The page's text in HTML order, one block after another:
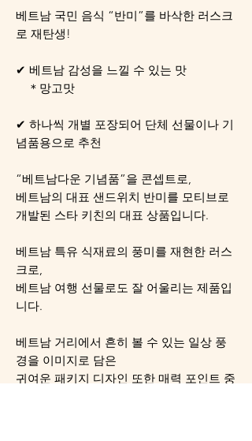
베트남 국민 음식 “반미”를 바삭한 러스크
로 재탄생!
✔ 베트남 감성을 느낄 수 있는 맛
＊망고맛
✔ 하나씩 개별 포장되어 단체 선물이나 기
념품용으로 추천
“베트남다운 기념품”을 콘셉트로,
베트남의 대표 샌드위치 반미를 모티브로
개발된 스타 키친의 대표 상품입니다.
베트남 특유 식재료의 풍미를 재현한 러스
크로,
베트남 여행 선물로도 잘 어울리는 제품입
니다.
베트남 거리에서 흔히 볼 수 있는 일상 풍
경을 이미지로 담은
귀여운 패키지 디자인 또한 매력 포인트 중